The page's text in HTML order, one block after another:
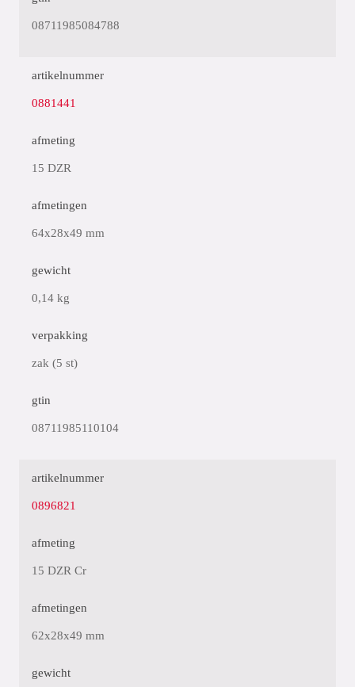
08711985084788
artikelnummer
0881441
afmeting
15 DZR
afmetingen
64x28x49 mm
gewicht
0,14 kg
verpakking
zak (5 st)
gtin
08711985110104
artikelnummer
0896821
afmeting
15 DZR Cr
afmetingen
62x28x49 mm
gewicht